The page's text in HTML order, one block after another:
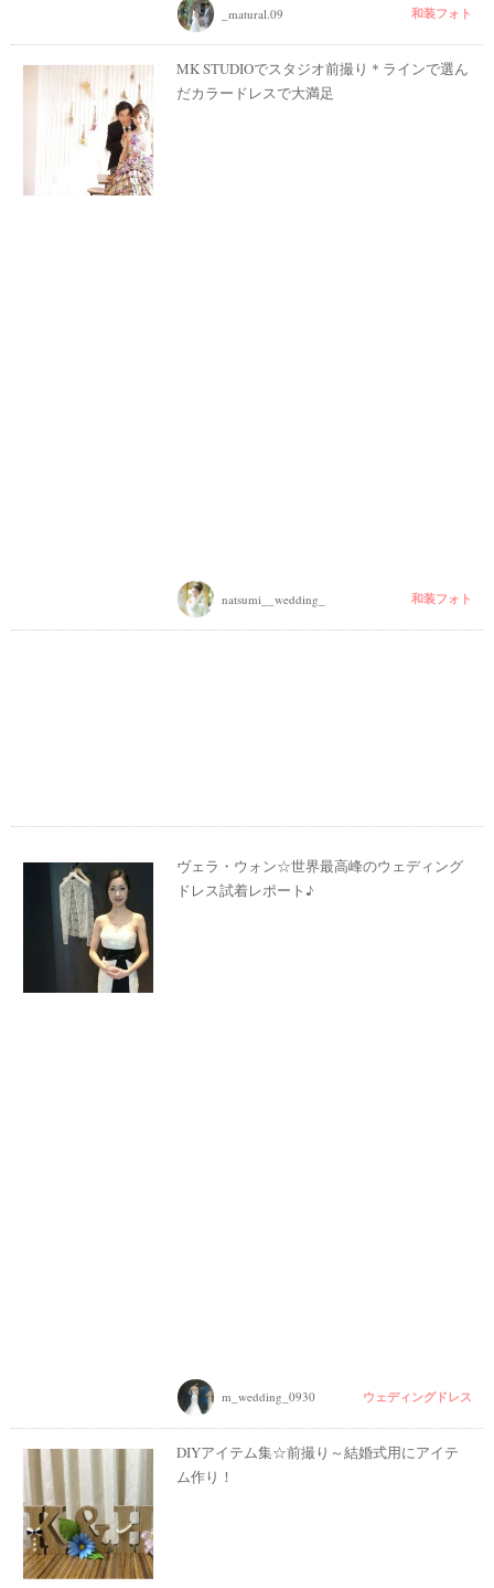
_matural.09 和装フォト
MK STUDIOでスタジオ前撮り＊ラインで選ん
だカラードレスで大満足
natsumi__wedding_ 和装フォト
ヴェラ・ウォン☆世界最高峰のウェディング
ドレス試着レポート♪
m_wedding_0930 ウェディングドレス
DIYアイテム集☆前撮り～結婚式用にアイテ
ム作り！